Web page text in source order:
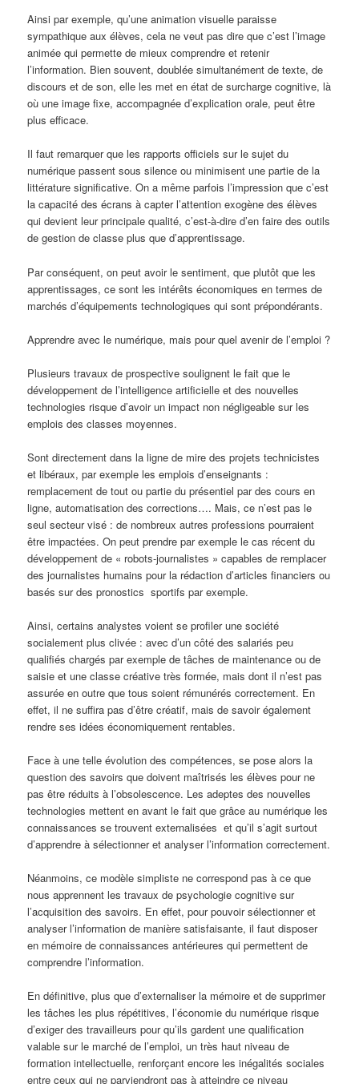
Ainsi par exemple, qu’une animation visuelle paraisse
sympathique aux élèves, cela ne veut pas dire que c’est l’image
animée qui permette de mieux comprendre et retenir
l’information. Bien souvent, doublée simultanément de texte, de
discours et de son, elle les met en état de surcharge cognitive, là
où une image fixe, accompagnée d’explication orale, peut être
plus efficace.
Il faut remarquer que les rapports officiels sur le sujet du
numérique passent sous silence ou minimisent une partie de la
littérature significative. On a même parfois l’impression que c’est
la capacité des écrans à capter l’attention exogène des élèves
qui devient leur principale qualité, c’est-à-dire d’en faire des outils
de gestion de classe plus que d’apprentissage.
Par conséquent, on peut avoir le sentiment, que plutôt que les
apprentissages, ce sont les intérêts économiques en termes de
marchés d’équipements technologiques qui sont prépondérants.
Apprendre avec le numérique, mais pour quel avenir de l’emploi ?
Plusieurs travaux de prospective soulignent le fait que le
développement de l’intelligence artificielle et des nouvelles
technologies risque d’avoir un impact non négligeable sur les
emplois des classes moyennes.
Sont directement dans la ligne de mire des projets technicistes
et libéraux, par exemple les emplois d’enseignants :
remplacement de tout ou partie du présentiel par des cours en
ligne, automatisation des corrections…. Mais, ce n’est pas le
seul secteur visé : de nombreux autres professions pourraient
être impactées. On peut prendre par exemple le cas récent du
développement de « robots-journalistes » capables de remplacer
des journalistes humains pour la rédaction d’articles financiers ou
basés sur des pronostics sportifs par exemple.
Ainsi, certains analystes voient se profiler une société
socialement plus clivée : avec d’un côté des salariés peu
qualifiés chargés par exemple de tâches de maintenance ou de
saisie et une classe créative très formée, mais dont il n’est pas
assurée en outre que tous soient rémunérés correctement. En
effet, il ne suffira pas d’être créatif, mais de savoir également
rendre ses idées économiquement rentables.
Face à une telle évolution des compétences, se pose alors la
question des savoirs que doivent maîtrisés les élèves pour ne
pas être réduits à l’obsolescence. Les adeptes des nouvelles
technologies mettent en avant le fait que grâce au numérique les
connaissances se trouvent externalisées et qu’il s’agit surtout
d’apprendre à sélectionner et analyser l’information correctement.
Néanmoins, ce modèle simpliste ne correspond pas à ce que
nous apprennent les travaux de psychologie cognitive sur
l’acquisition des savoirs. En effet, pour pouvoir sélectionner et
analyser l’information de manière satisfaisante, il faut disposer
en mémoire de connaissances antérieures qui permettent de
comprendre l’information.
En définitive, plus que d’externaliser la mémoire et de supprimer
les tâches les plus répétitives, l’économie du numérique risque
d’exiger des travailleurs pour qu’ils gardent une qualification
valable sur le marché de l’emploi, un très haut niveau de
formation intellectuelle, renforçant encore les inégalités sociales
entre ceux qui ne parviendront pas à atteindre ce niveau